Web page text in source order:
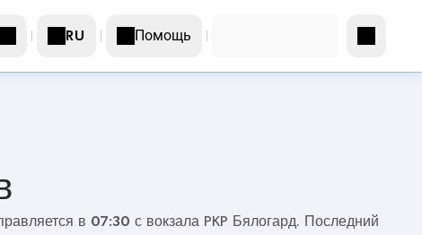
RU Помощь
в 07:30 с вокзала PKP Бялогард. Последний